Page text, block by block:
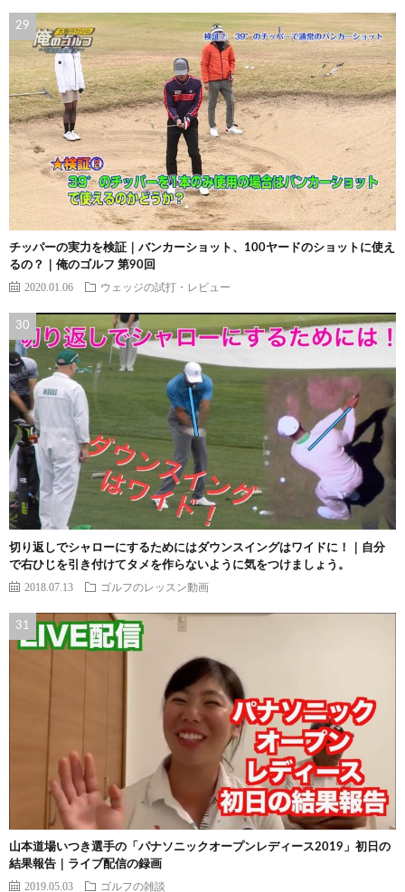
チッパーの実力を検証｜バンカーショット、100ヤードのショットに使え
るの？｜俺のゴルフ 第90回
2020.01.06 ウェッジの試打・レビュー
切り返しでシャローにするためにはダウンスイングはワイドに！｜自分
で右ひじを引き付けてタメを作らないように気をつけましょう。
2018.07.13 ゴルフのレッスン動画
山本道場いつき選手の「パナソニックオープンレディース2019」初日の
結果報告｜ライブ配信の録画
2019.05.03 ゴルフの雑談